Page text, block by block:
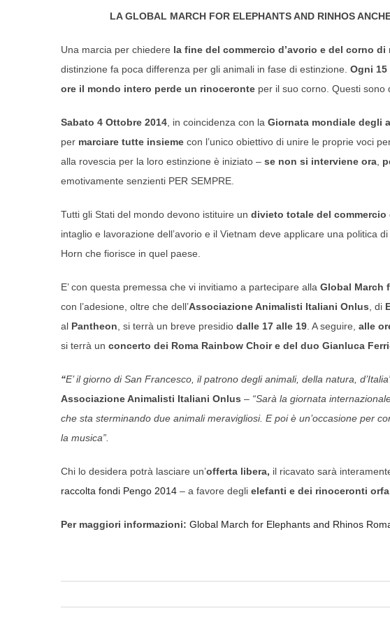
LA GLOBAL MARCH FOR ELEPHANTS AND RINHOS
Una marcia per chiedere la fine del commercio d’avorio e del corno
distinzione fa poca differenza per gli animali in fase di estinzione. Ogni
ore il mondo intero perde un rinoceronte per il suo corno. Questi sono
Sabato 4 Ottobre 2014 , in coincidenza con la Giornata mondiale degli
per marciare tutte insieme con l’unico obiettivo di unire le proprie voci
alla rovescia per la loro estinzione è iniziato – se non si interviene ora
emotivamente senzienti PER SEMPRE.
Tutti gli Stati del mondo devono istituire un divieto totale del commercio
intaglio e lavorazione dell’avorio e il Vietnam deve applicare una politica
Horn che fiorisce in quel paese.
E’ con questa premessa che vi invitiamo a partecipare alla Global March
con l’adesione, oltre che dell’Associazione Animalisti Italiani Onlus , di
al Pantheon , si terrà un breve presidio dalle 17 alle 19 . A seguire, alle
si terrà un concerto dei Roma Rainbow Choir e del duo Gianluca
“E’ il giorno di San Francesco, il patrono degli animali, della natura,
Associazione Animalisti Italiani Onlus – “Sarà la giornata
che sta sterminando due animali meravigliosi. E poi è un’occasione per
la musica”.
Chi lo desidera potrà lasciare un’offerta libera, il ricavato sarà
raccolta fondi Pengo 2014 – a favore degli elefanti e dei rinoceronti
Per maggiori informazioni: Global March for Elephants and Rhinos